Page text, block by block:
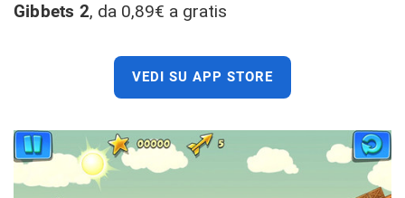
Gibbets 2, da 0,89€ a gratis
VEDI SU APP STORE